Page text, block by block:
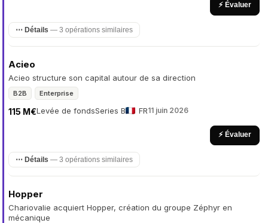
⚡ Évaluer
⋯ Détails — 3 opérations similaires
Acieo
Acieo structure son capital autour de sa direction
B2B Enterprise
Levée de fonds
115 M€ Series B FR11 juin 2026
⚡ Évaluer
⋯ Détails — 3 opérations similaires
Hopper
Chariovalie acquiert Hopper, création du groupe Zéphyr en
mécanique